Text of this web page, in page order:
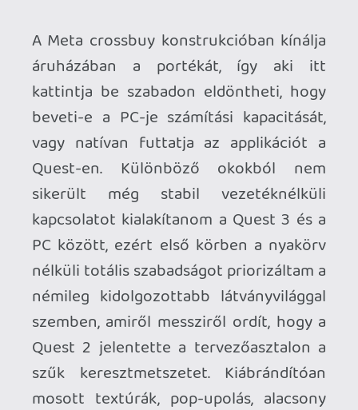
A pályák felépítése általában lineáris, de
életerőnk és staminánk fejlesztéséhez
időnként érdemes letérni a kitaposott
ösvényről. Szépséghibája csupán annyi,
hogy soha nem egyértelmű melyik út
vezet egy rövid, hasznos zsákmánnyal
kecsegtető kitérőre és melyik jelenti a
történetünk folytatását, ahonnan már
nem lehet visszatérni...
Heti 7-es